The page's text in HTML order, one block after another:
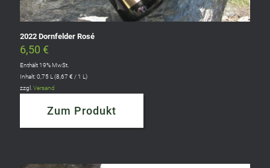
2022 Dornfelder Rosé
6,50 €
Enthält 19% MwSt.
Inhalt: 0,75 L (8,67 € / 1 L)
zzgl. Versand
Zum Produkt